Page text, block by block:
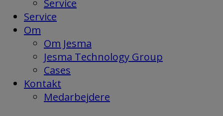
Service
Service
Om
Om Jesma
Jesma Technology Group
Cases
Kontakt
Medarbejdere